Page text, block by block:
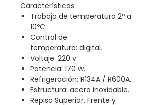
Características:
Trabajo de temperatura 2º a
10ºC.
Control de
temperatura: digital.
Voltaje: 220 v.
Potencia: 170 w.
Refrigeración: R134A / R600A.
Estructura: acero inoxidable.
Repisa Superior, Frente y